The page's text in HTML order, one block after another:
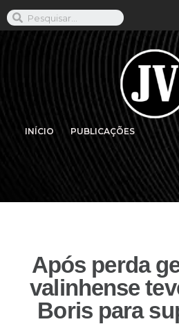
INÍCIO PUBLICAÇÕES
Após perda
valinhense
Boris para